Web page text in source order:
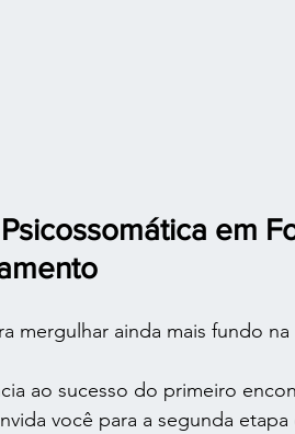
em
mergulhar ainda mais fundo
ao sucesso do primeiro
você para a segunda